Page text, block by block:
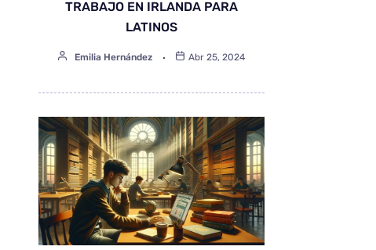
TRABAJO EN IRLANDA PARA
LATINOS
Emilia Hernández Abr 25, 2024